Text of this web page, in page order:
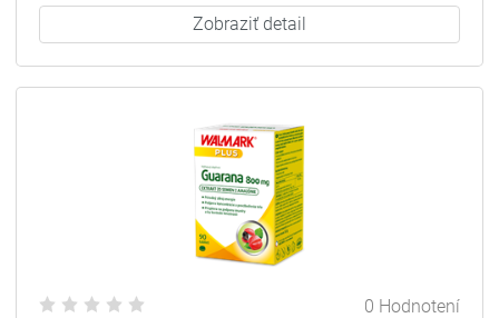
Zobraziť detail
0 Hodnotení